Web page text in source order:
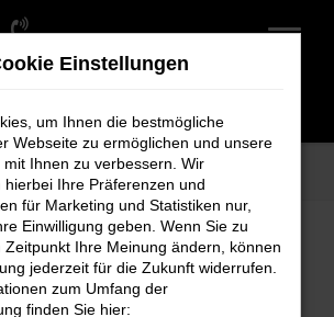
Fahrzeug-Showroom
Showroom
Einstellungen
um Ihnen die bestmögliche
Webseite zu ermöglichen und unsere
mit Ihnen zu verbessern. Wir
hierbei Ihre Präferenzen und
für Marketing und Statistiken nur,
Einwilligung geben. Wenn Sie zu
Zeitpunkt Ihre Meinung ändern, können
jederzeit für die Zukunft widerrufen.
zum Umfang der
finden Sie hier: